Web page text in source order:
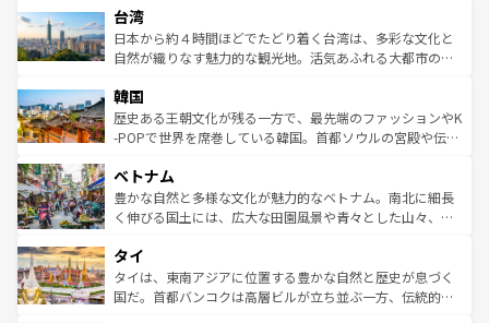
情報は
人々、おいしいローカルフードやハワイアンミュージッ
ク、伝統的なフラダンスなど、すべてがハワイの魅力を彩
っている。訪れるたびに新しい発見と感動が待っているハ
はコンテンツ一覧
リアリーフや大陸中央部にそびえるウルル（エアーズロッ
ク）、タスマニアの美しい原生林やケアンズの熱帯雨林な
ど、見どころがたくさん。また、カフェやワイン、オージ
いる。アクティビティも充実しており、サーフィンやダイ
ビング、ハイキングなど、アウトドア好きにはたまらな
い。オーストラリアの多彩な魅力を存分に味わいつくそ
参照してほしい。
台湾
日本から約４時間ほどでたどり着く台湾は、多彩な文化と
自然が織りなす魅力的な観光地。活気あふれる大都市の台
ン）、静ひつな山岳地帯である台湾東部など、都市の喧騒
と山間の静けさが共存しており、訪れる人に新しい発見と
驚きをもたらしてくれる。また、奥深い台湾の食文化も魅
容にもいいと評判のスイーツなど、バラエティ豊かな料理
が味わえる。 なお、新着の台湾情報は コンテンツ一覧を参
照してほしい。
韓国
歴史ある王朝文化が残る一方で、最先端のファッションやK
-POPで世界を席巻している韓国。首都ソウルの宮殿や伝統
き、地方に足を延ばせば四季折々の自然美を楽しむことが
できる。そして、キムチや焼肉、絶品のストリートフード
まで、さまざまな韓国料理が待っている。夜には、韓国な
リティに包まれながら、韓国の多彩な魅力を心ゆくまで味
わってみてほしい。 なお、新着の韓国情報はコンテンツ一
覧を参照してほしい。
ベトナム
豊かな自然と多様な文化が魅力的なベトナム。南北に細長
く伸びる国土には、広大な田園風景や青々とした山々、世
急速な発展と共に伝統が息づく。ハノイの古い町並みやホ
ーチミン市のフランス統治時代の建物も、独特の雰囲気を
醸し出している。また、バラエティの豊かさとおいしさで
タイ
タイは、東南アジアに位置する豊かな自然と歴史が息づく
国だ。首都バンコクは高層ビルが立ち並ぶ一方、伝統的な